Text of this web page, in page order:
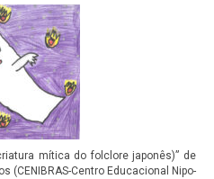
mítica do folclore japonês)” de
(CENIBRAS-Centro Educacional Nipo-